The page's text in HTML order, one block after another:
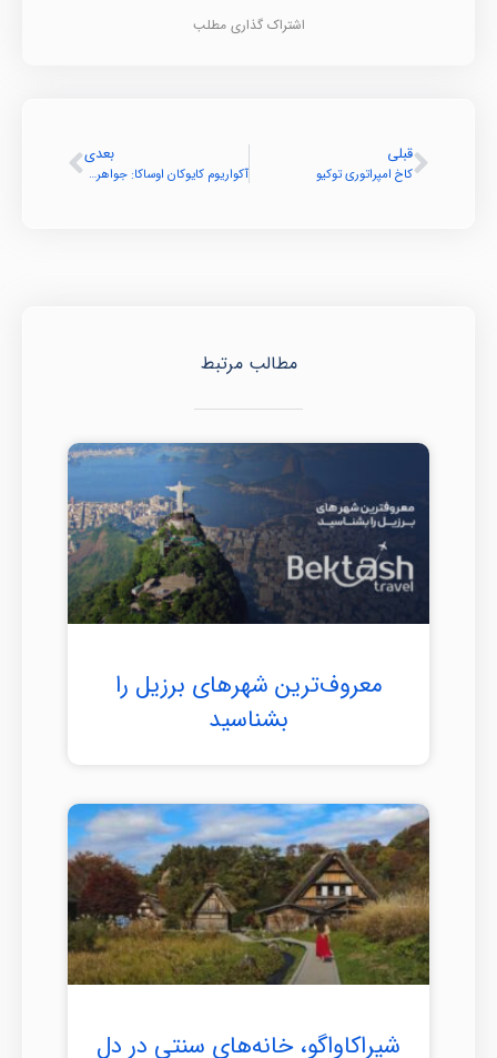
اشتراک گذاری مطلب
قبلی
کاخ امپراتوری توکیو
بعدی
آکواریوم کایوکان اوساکا: جواهری در دل ژاپن
مطالب مرتبط
معروف‌ترین شهرهای برزیل را
بشناسید
شیراکاواگو، خانه‌های سنتی در دل